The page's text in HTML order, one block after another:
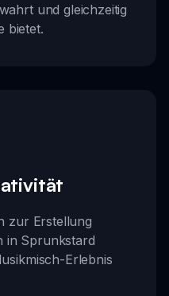
und gleichzeitig
bietet.
zur Erstellung
in Sprunkstard
Erlebnis